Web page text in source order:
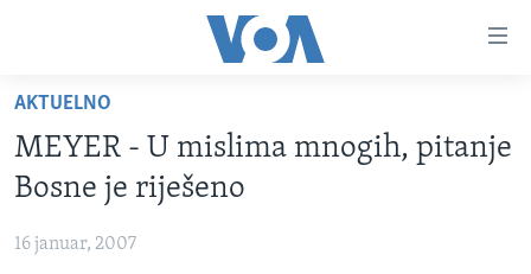
glavni
sadržaj
Pređi
na
glavnu
navigaciju
FOTOGRAFIJE DANA
VIJESTI
AKTUELNO
MEYER - U mislima mnogih, pitanje
Bosne je riješeno
16 januar, 2007